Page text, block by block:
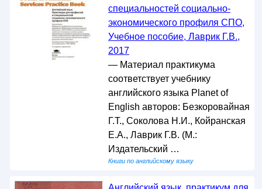
специальностей социально-
экономического профиля СПО,
Учебное пособие, Лаврик Г.В.,
2017
— Материал практикума
соответствует учебнику
английского языка Planet of
English авторов: Безкоровайная
Г.Т., Соколова Н.И., Койранская
Е.А., Лаврик Г.В. (М.:
Издательский …
Книги по английскому языку